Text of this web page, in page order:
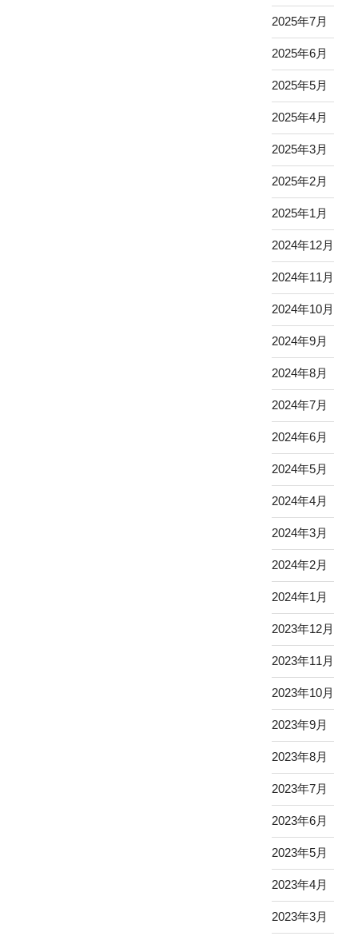
2025年7月
2025年6月
2025年5月
2025年4月
2025年3月
2025年2月
2025年1月
2024年12月
2024年11月
2024年10月
2024年9月
2024年8月
2024年7月
2024年6月
2024年5月
2024年4月
2024年3月
2024年2月
2024年1月
2023年12月
2023年11月
2023年10月
2023年9月
2023年8月
2023年7月
2023年6月
2023年5月
2023年4月
2023年3月